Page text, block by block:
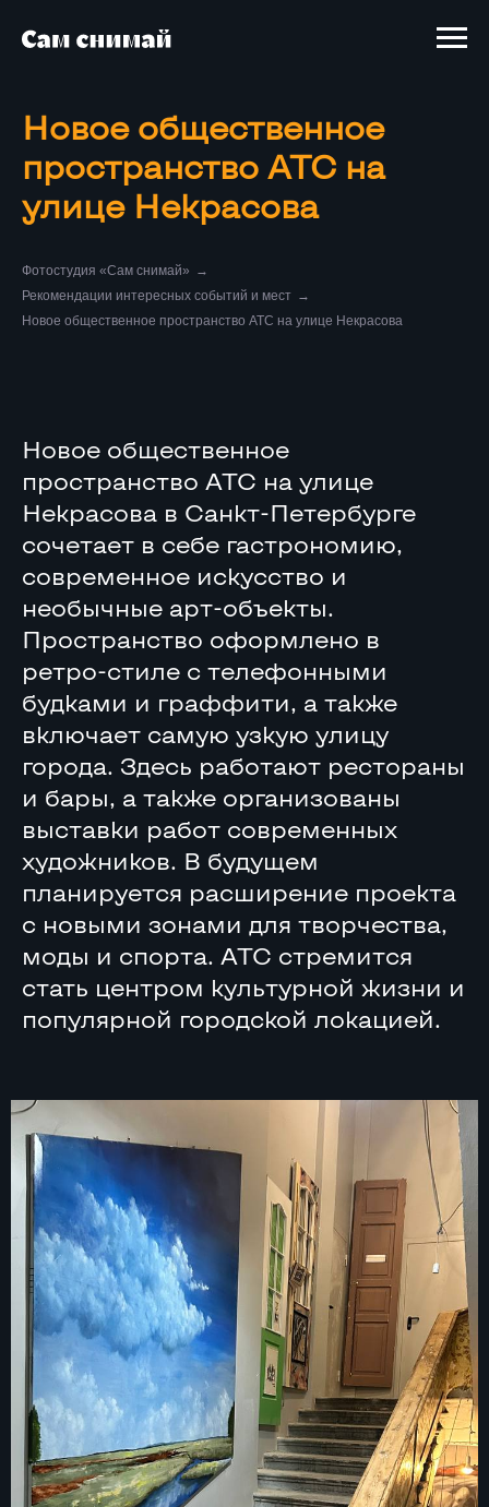
Новое общественное
пространство АТС на
улице Некрасова
Фотостудия «Сам снимай» →
Рекомендации интересных событий и мест →
Новое общественное пространство АТС на улице Некрасова
Новое общественное
пространство АТС на улице
Некрасова в Санкт-Петербурге
сочетает в себе гастрономию,
современное искусство и
необычные арт-объекты.
Пространство оформлено в
ретро-стиле с телефонными
будками и граффити, а также
включает самую узкую улицу
города. Здесь работают рестораны
и бары, а также организованы
выставки работ современных
художников. В будущем
планируется расширение проекта
с новыми зонами для творчества,
моды и спорта. АТС стремится
стать центром культурной жизни и
популярной городской локацией.